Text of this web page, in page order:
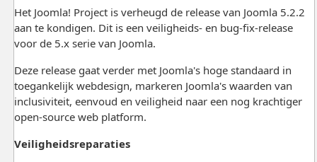
Het Joomla! Project is verheugd de release van Joomla 5.2.2
aan te kondigen. Dit is een veiligheids- en bug-fix-release
voor de 5.x serie van Joomla.
Deze release gaat verder met Joomla's hoge standaard in
toegankelijk webdesign, markeren Joomla's waarden van
inclusiviteit, eenvoud en veiligheid naar een nog krachtiger
open-source web platform.
Veiligheidsreparaties